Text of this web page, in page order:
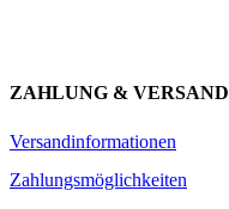
ZAHLUNG & VERSAND
Versandinformationen
Zahlungsmöglichkeiten